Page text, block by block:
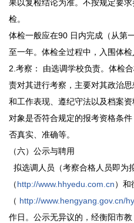
果以复检结论为准。不按规定要
检。
体检一般应在90 日内完成（从第
至一年。体检全过程中，入围体检
2.考察： 由选调学校负责。体检
责对其进行考察，主要对其政治
和工作表现、遵纪守法以及档案
对象是否符合规定的报考资格条
否真实、准确等。
（六）公示与聘用
拟选调人员（考察合格人员即为
（http://www.hhyedu.com.cn）和
（ http://www.hengyang.gov.cn/
作日。公示无异议的，经衡阳市